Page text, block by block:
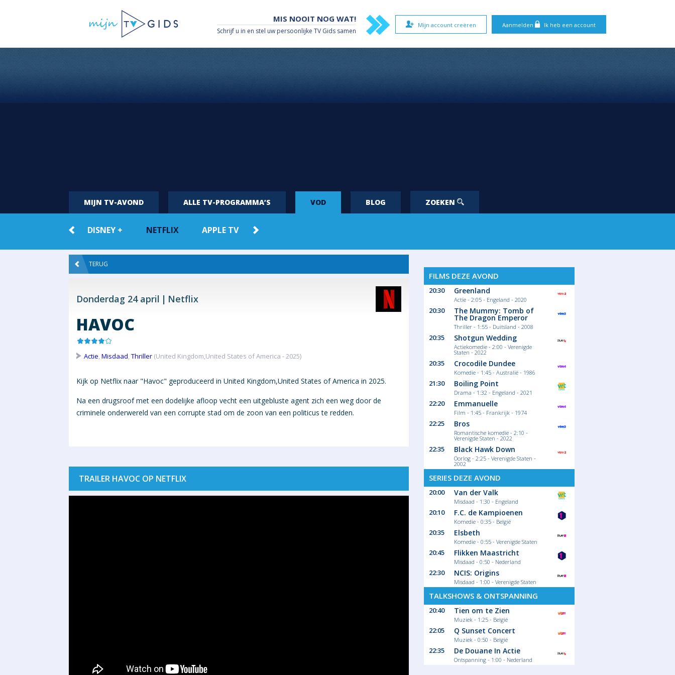
Aanmelden Ik heb een account
Mijn account creëren
MIS NOOIT NOG WAT!
Schrijf u in en stel uw persoonlijke TV Gids samen
MIJN TV-AVOND ALLE TV-PROGRAMMA’S VOD BLOG ZOEKEN
DISNEY + NETFLIX APPLE TV
TERUG
Donderdag 24 april Netflix
HAVOC
Actie,Misdaad,Thriller (United Kingdom,United States of America - 2025)
Kijk op Netflix naar "Havoc" geproduceerd in United Kingdom,United States of America in 2025.
Na een drugsroof met een dodelijke afloop vecht een uitgebluste agent zich een weg door de
criminele onderwereld van een corrupte stad om de zoon van een politicus te redden.
TRAILER HAVOC OP NETFLIX
FILMS DEZE AVOND
20:30 Greenland
Actie - 2:05 - Engeland - 2020
20:30 The Mummy: Tomb of
The Dragon Emperor
Thriller - 1:55 - Duitsland - 2008
20:35 Shotgun Wedding
Actiekomedie - 2:00 - Verenigde
Staten - 2022
20:35 Crocodile Dundee
Komedie - 1:45 - Australië - 1986
21:30 Boiling Point
Drama - 1:32 - Engeland - 2021
22:20 Emmanuelle
Film - 1:45 - Frankrijk - 1974
22:25 Bros
Romantische komedie - 2:10 -
Verenigde Staten - 2022
22:35 Black Hawk Down
Oorlog - 2:25 - Verenigde Staten -
2002
SERIES DEZE AVOND
20:00 Van der Valk
Misdaad - 1:30 - Engeland
20:10 F.C. de Kampioenen
Komedie - 0:35 - België
20:35 Elsbeth
Komedie - 0:55 - Verenigde Staten
20:45 Flikken Maastricht
Misdaad - 0:50 - Nederland
22:30 NCIS: Origins
Misdaad - 1:00 - Verenigde Staten
TALKSHOWS & ONTSPANNING
20:40 Tien om te Zien
Muziek - 1:25 - België
22:05 Q Sunset Concert
Muziek - 0:50 - België
22:35 De Douane In Actie
Ontspanning - 1:00 - Nederland